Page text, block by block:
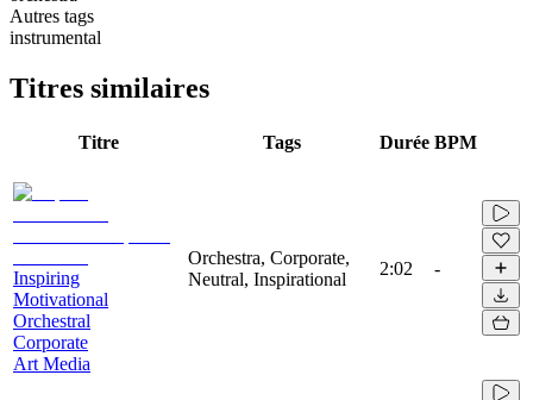
Autres tags
instrumental
Titres similaires
Titre Tags Durée BPM
Inspiring
Motivational
Orchestral
Corporate
Art Media
Orchestra, Corporate,
Neutral, Inspirational
2:02 -